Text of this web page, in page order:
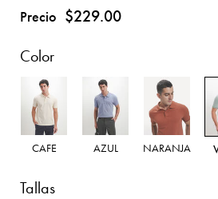
Precio $229.00
Color
CAFE AZUL NARANJA
Tallas